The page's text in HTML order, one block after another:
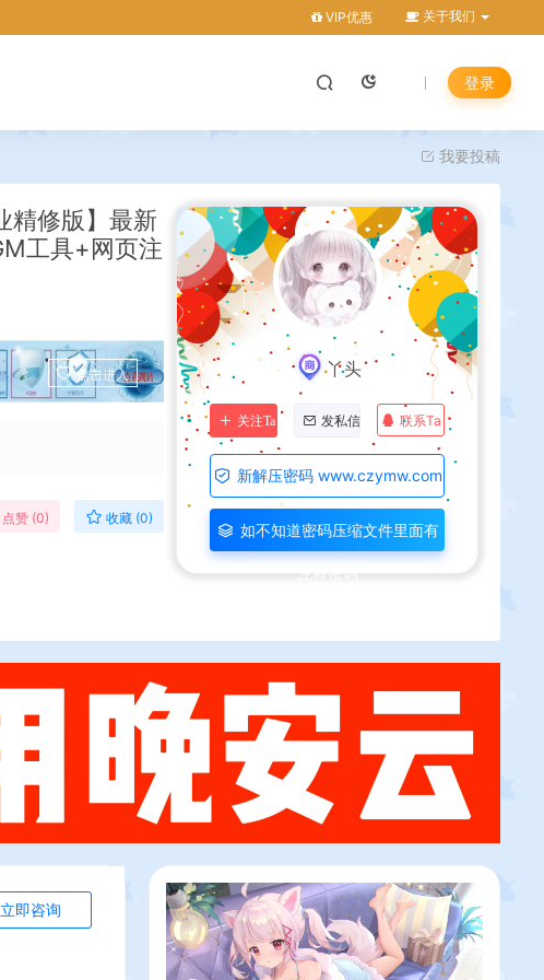
VIP优惠 关于我们
登录
我要投稿
精修版】最新
工具+网页注
点击进入
点赞 (0) 收藏 (0)
丫头
关注Ta 发私信 联系Ta
新解压密码 www.czymw.com
如不知道密码压缩文件里面有
立即咨询